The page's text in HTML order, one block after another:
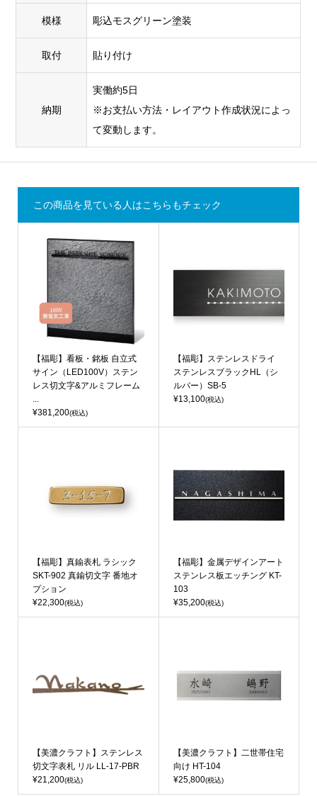
模様 彫込モスグリーン塗装
取付 貼り付け
納期
実働約5日
※お支払い方法・レイアウト作成状況によっ
て変動します。
この商品を見ている人はこちらもチェック
【福彫】看板・銘板 自立式
サイン（LED100V）ステン
レス切文字&アルミフレーム
...
¥381,200(税込)
【福彫】ステンレスドライ
ステンレスブラックHL（シ
ルバー）SB-5
¥13,100(税込)
【福彫】真鍮表札 ラシック
SKT-902 真鍮切文字 番地オ
プション
¥22,300(税込)
【福彫】金属デザインアート
ステンレス板エッチング KT-
103
¥35,200(税込)
【美濃クラフト】ステンレス
切文字表札 リル LL-17-PBR
¥21,200(税込)
【美濃クラフト】二世帯住宅
向け HT-104
¥25,800(税込)